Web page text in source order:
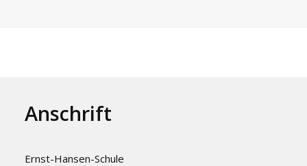
Anschrift
Ernst-Hansen-Schule